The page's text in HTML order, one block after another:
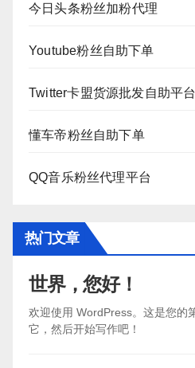
今日头条粉丝加粉代理
Youtube粉丝自助下单
Twitter卡盟货源批发自助平台
懂车帝粉丝自助下单
QQ音乐粉丝代理平台
热门文章
世界，您好！
欢迎使用 WordPress。这是您的
它，然后开始写作吧！